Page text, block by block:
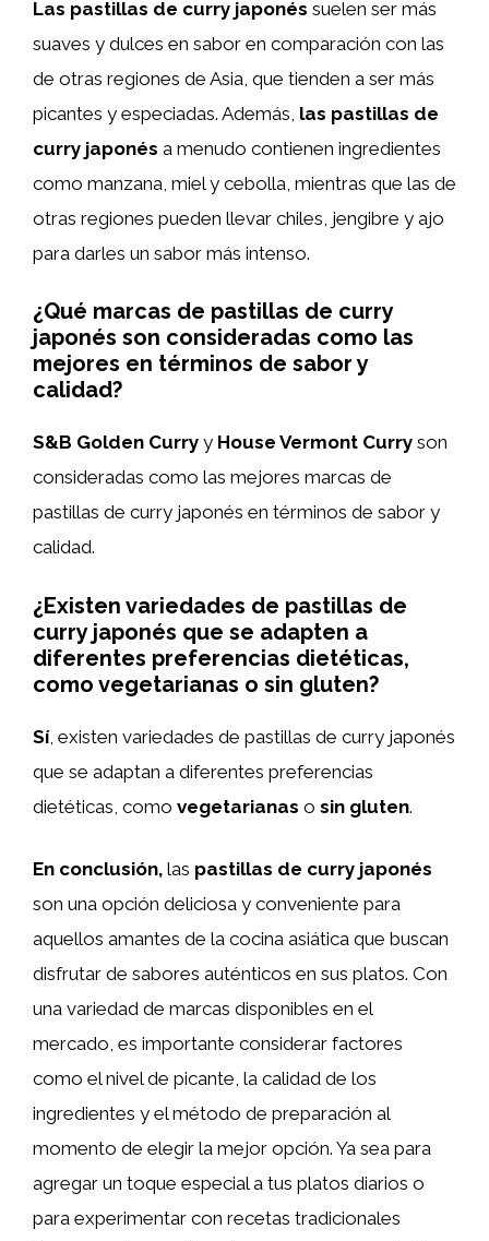
Las pastillas de curry japonés suelen ser más
suaves y dulces en sabor en comparación con las
de otras regiones de Asia, que tienden a ser más
picantes y especiadas. Además, las pastillas de
curry japonés a menudo contienen ingredientes
como manzana, miel y cebolla, mientras que las de
otras regiones pueden llevar chiles, jengibre y ajo
para darles un sabor más intenso.
¿Qué marcas de pastillas de curry
japonés son consideradas como las
mejores en términos de sabor y
calidad?
S&B Golden Curry y House Vermont Curry son
consideradas como las mejores marcas de
pastillas de curry japonés en términos de sabor y
calidad.
¿Existen variedades de pastillas de
curry japonés que se adapten a
diferentes preferencias dietéticas,
como vegetarianas o sin gluten?
Sí, existen variedades de pastillas de curry japonés
que se adaptan a diferentes preferencias
dietéticas, como vegetarianas o sin gluten.
En conclusión, las pastillas de curry japonés
son una opción deliciosa y conveniente para
aquellos amantes de la cocina asiática que buscan
disfrutar de sabores auténticos en sus platos. Con
una variedad de marcas disponibles en el
mercado, es importante considerar factores
como el nivel de picante, la calidad de los
ingredientes y el método de preparación al
momento de elegir la mejor opción. Ya sea para
agregar un toque especial a tus platos diarios o
para experimentar con recetas tradicionales